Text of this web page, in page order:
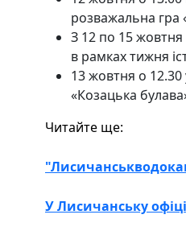
розважальна гра
З 12 по 15 жовтня
в рамках тижня
13 жовтня о
«Козацька
Читайте ще:
У Лисичанську